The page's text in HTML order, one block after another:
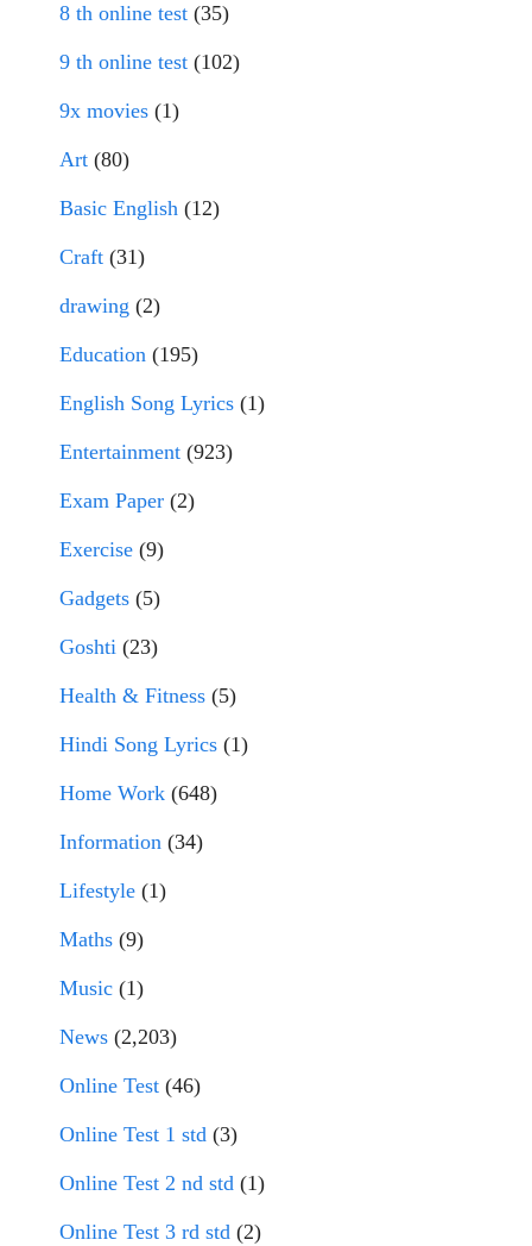
8 th online test (35)
9 th online test (102)
9x movies (1)
Art (80)
Basic English (12)
Craft (31)
drawing (2)
Education (195)
English Song Lyrics (1)
Entertainment (923)
Exam Paper (2)
Exercise (9)
Gadgets (5)
Goshti (23)
Health & Fitness (5)
Hindi Song Lyrics (1)
Home Work (648)
Information (34)
Lifestyle (1)
Maths (9)
Music (1)
News (2,203)
Online Test (46)
Online Test 1 std (3)
Online Test 2 nd std (1)
Online Test 3 rd std (2)